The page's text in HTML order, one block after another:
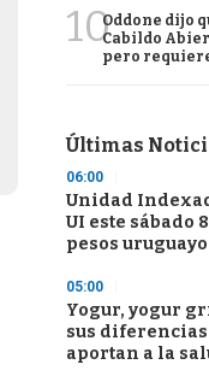
10Oddone dijo
Cabildo
pero
Últimas
06:00
Unidad
UI este sábado
pesos
05:00
Yogur, yogur
sus
aportan a la